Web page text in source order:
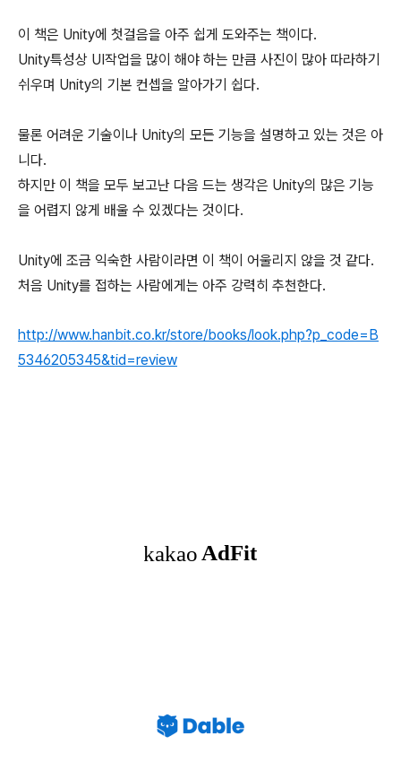
이 책은 Unity에 첫걸음을 아주 쉽게 도와주는 책이다.
Unity특성상 UI작업을 많이 해야 하는 만큼 사진이 많아 따라하기
쉬우며 Unity의 기본 컨셉을 알아가기 쉽다.
물론 어려운 기술이나 Unity의 모든 기능을 설명하고 있는 것은 아
니다.
하지만 이 책을 모두 보고난 다음 드는 생각은 Unity의 많은 기능
을 어렵지 않게 배울 수 있겠다는 것이다.
Unity에 조금 익숙한 사람이라면 이 책이 어울리지 않을 것 같다.
처음 Unity를 접하는 사람에게는 아주 강력히 추천한다.
http://www.hanbit.co.kr/store/books/look.php?p_code=B
5346205345&tid=review